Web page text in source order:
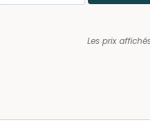
Les prix